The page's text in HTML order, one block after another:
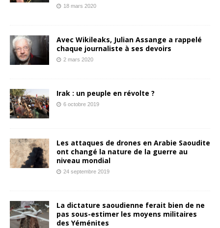
18 mars 2020
Avec Wikileaks, Julian Assange a rappelé
chaque journaliste à ses devoirs
2 mars 2020
Irak : un peuple en révolte ?
6 octobre 2019
Les attaques de drones en Arabie Saoudite
ont changé la nature de la guerre au
niveau mondial
24 septembre 2019
La dictature saoudienne ferait bien de ne
pas sous-estimer les moyens militaires
des Yéménites